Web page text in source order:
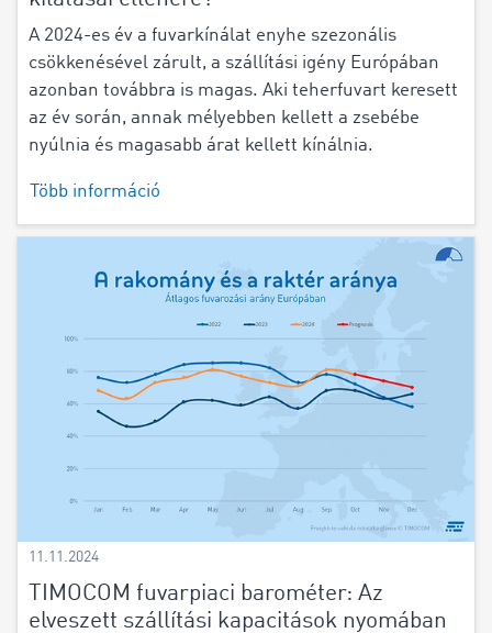
A 2024-es év a fuvarkínálat enyhe szezonális
csökkenésével zárult, a szállítási igény Európában
azonban továbbra is magas. Aki teherfuvart keresett
az év során, annak mélyebben kellett a zsebébe
nyúlnia és magasabb árat kellett kínálnia.
Több információ
11.11.2024
TIMOCOM fuvarpiaci barométer: Az
elveszett szállítási kapacitások nyomában